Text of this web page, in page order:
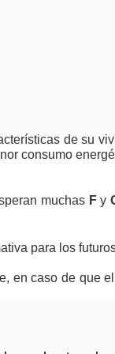
de su
consumo
muchas Fy
para los
en caso de que